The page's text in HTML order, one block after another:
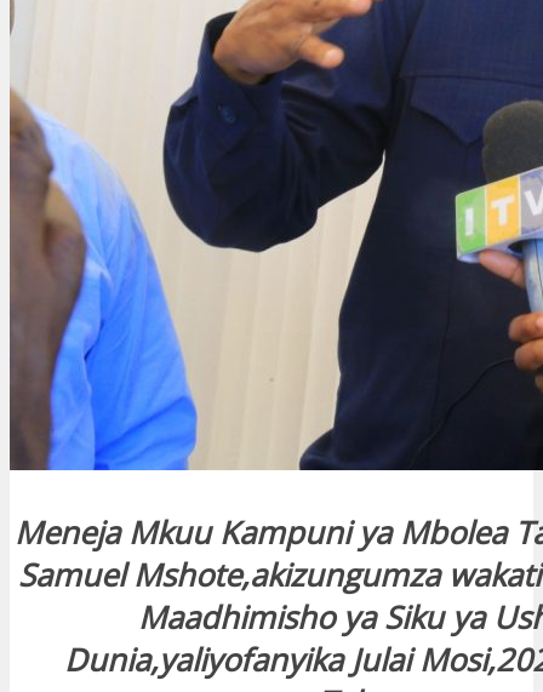
Meneja Mkuu Kampuni ya Mbolea
Samuel Mshote,akizungumza
Maadhimisho ya Siku ya
Dunia,yaliyofanyika Julai